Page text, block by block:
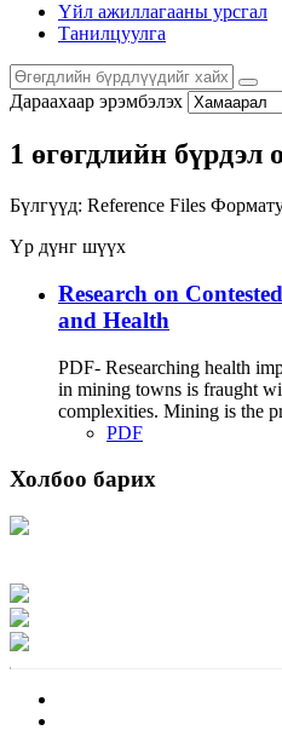
Үйл ажиллагааны урсгал
Танилцуулга
Дараахаар эрэмбэлэх
1 өгөгдлийн бүрдэл
Бүлгүүд: Reference Files
Үр дүнг шүүх
Research on
and Health
PDF- Researching health
in mining towns is fraught
complexities. Mining is the
PDF
Холбоо барих